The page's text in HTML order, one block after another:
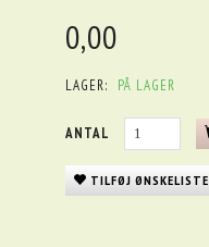
0,00
LAGER: PÅ LAGER
ANTAL
TILFØJ ØNSKELISTE